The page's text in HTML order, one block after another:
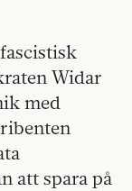
Widar
med
att spara på